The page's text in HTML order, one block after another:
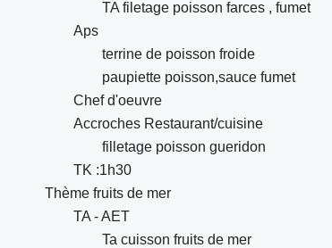
TA filetage poisson farces , fumet
Aps
terrine de poisson froide
paupiette poisson,sauce fumet
Chef d'oeuvre
Accroches Restaurant/cuisine
filletage poisson gueridon
TK :1h30
Thème fruits de mer
TA - AET
Ta cuisson fruits de mer